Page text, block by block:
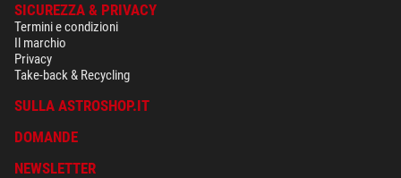
SICUREZZA & PRIVACY
Termini e condizioni
Il marchio
Privacy
Take-back & Recycling
SULLA ASTROSHOP.IT
DOMANDE
NEWSLETTER